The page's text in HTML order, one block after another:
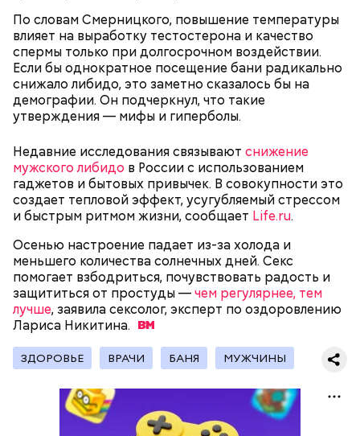
По словам Смерницкого, повышение температуры
влияет на выработку тестостерона и качество
спермы только при долгосрочном воздействии.
Если бы однократное посещение бани радикально
снижало либидо, это заметно сказалось бы на
демографии. Он подчеркнул, что такие
утверждения — мифы и гиперболы.
Недавние исследования связывают снижение
мужского либидо в России с использованием
гаджетов и бытовых привычек. В совокупности это
создает тепловой эффект, усугубляемый стрессом
и быстрым ритмом жизни, сообщает Life.ru.
Осенью настроение падает из-за холода и
меньшего количества солнечных дней. Секс
помогает взбодриться, почувствовать радость и
защититься от простуды —чем регулярнее, тем
лучше, заявила сексолог, эксперт по оздоровлению
Лариса Никитина.
ЗДОРОВЬЕ ВРАЧИ БАНЯ МУЖЧИНЫ
Международный день подкаблучника — это
шутливый праздник, призванный подчеркнуть, что
гармония в отношениях важнее формального
главенства в паре. Потому в этот день муж и жена
обмениваются своими ролям, и мужчина выполняет
женщина — «мужскую» (чинит технику, забивает
гвозди и так далее).
День грибного дождя
с сахарным диабетом;
— В дыне содержится много сахара, который
хорошо, потому что дает энергию. Но важно
помнить, что сладкими дынями не нужно сильно
увлекаться, так же как и арбузами, людям с
сахарным диабетом и лишним весом, —
подчеркнула доктор.